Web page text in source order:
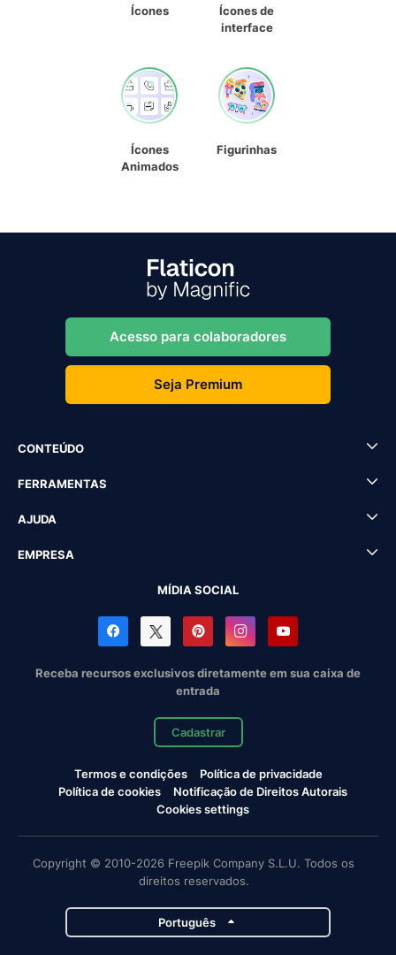
Ícones
Ícones de
interface
Ícones
Animados
Figurinhas
Acesso para colaboradores
Seja Premium
CONTEÚDO
FERRAMENTAS
AJUDA
EMPRESA
MÍDIA SOCIAL
Receba recursos exclusivos diretamente em sua caixa de
entrada
Cadastrar
Termos e condições
Política de privacidade
Política de cookies
Notificação de Direitos Autorais
Cookies settings
Copyright © 2010-2026 Freepik Company S.L.U. Todos os
direitos reservados.
Português